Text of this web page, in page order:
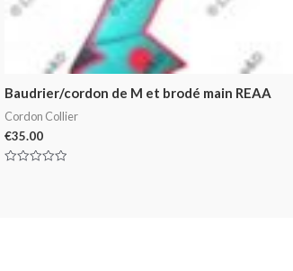
Baudrier/cordon de M et brodé main REAA
Cordon Collier
€35.00